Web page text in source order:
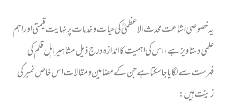
یہ خصوصی اشاعت محدث الاعظمیؒ کی حیات وخدمات پر نہایت قیمتی اور اہم
علمی دستاویز ہے ، اس کی اہمیت کا اندازہ درج ذیل مشاہیر اہل قلم کی
فہرست سے لگایا جاسکتا ہے جن کے مضامین ومقالات اس خاص نمبر کی
زینت ہیں: